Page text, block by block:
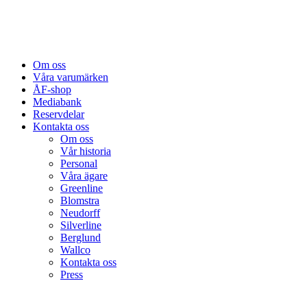
Om oss
Våra varumärken
ÅF-shop
Mediabank
Reservdelar
Kontakta oss
Om oss
Vår historia
Personal
Våra ägare
Greenline
Blomstra
Neudorff
Silverline
Berglund
Wallco
Kontakta oss
Press